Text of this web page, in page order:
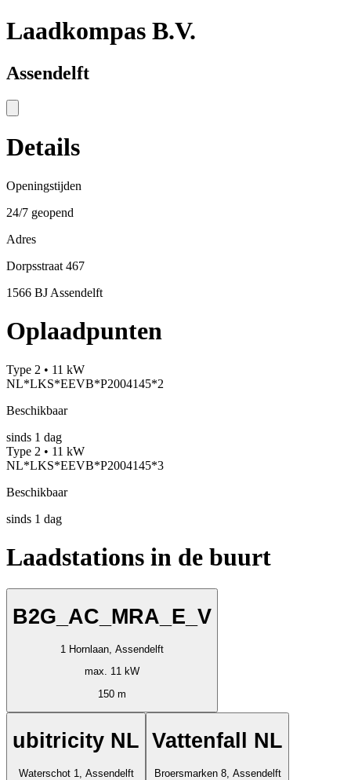
Laadkompas B.V.
Assendelft
Details
Openingstijden
24/7 geopend
Adres
Dorpsstraat 467
1566 BJ Assendelft
Oplaadpunten
Type 2 • 11 kW
NL*LKS*EEVB*P2004145*2
Beschikbaar
sinds 1 dag
Type 2 • 11 kW
NL*LKS*EEVB*P2004145*3
Beschikbaar
sinds 1 dag
Laadstations in de buurt
B2G_AC_MRA_E_V
1 Hornlaan, Assendelft
max. 11 kW
150 m
ubitricity NL
Waterschot 1, Assendelft
Vattenfall NL
Broersmarken 8, Assendelft